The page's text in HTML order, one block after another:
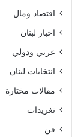
اقتصاد ومال
اخبار لبنان
عربي ودولي
انتخابات لبنان
مقالات مختارة
تغريدات
فن